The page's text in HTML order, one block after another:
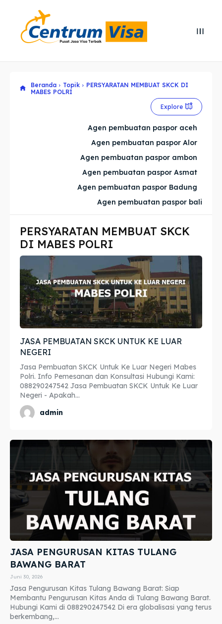
Cari
Cari
Explore our destinations
Imta
Legalisir
Apostille
Penerjemah
Asuransi
Blog
Cari
Explore our destinations
Imta
Legalisir
Apostille
Penerjemah
Asuransi
Blog
Cari
Beranda Topik
PERSYARATAN MEMBUAT SKCK DI
MABES POLRI
Explore
Agen pembuatan paspor aceh
Agen pembuatan paspor Alor
Agen pembuatan paspor ambon
Agen pembuatan paspor Asmat
Agen pembuatan paspor Badung
Agen pembuatan paspor bali
PERSYARATAN MEMBUAT SKCK
DI MABES POLRI
JASA PEMBUATAN SKCK UNTUK KE LUAR
NEGERI
Jasa Pembuatan SKCK Untuk Ke Luar Negeri Mabes
Polri. Info Pemesanan dan Konsultasi Hubungi Kami:
088290247542 Jasa Pembuatan SKCK Untuk Ke Luar
Negeri - Apakah...
admin
JASA PENGURUSAN KITAS TULANG
BAWANG BARAT
Juni 30, 2026
Jasa Pengurusan Kitas Tulang Bawang Barat: Siap
Membantu Pengurusan Kitas Anda di Tulang Bawang Barat.
Hubungi Kami di 088290247542 Di era globalisasi yang terus
berkembang,...